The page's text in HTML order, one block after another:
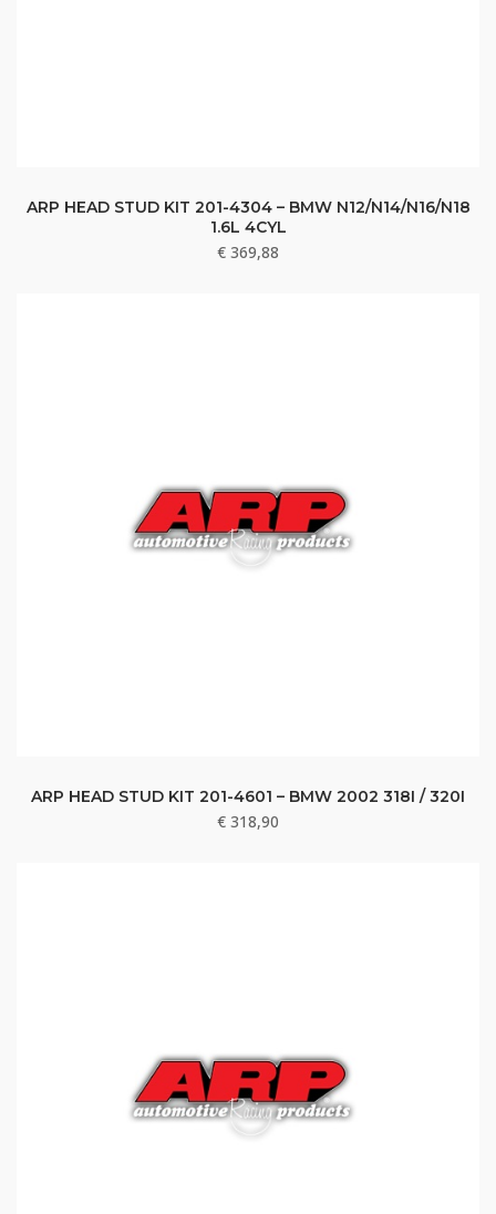
ARP HEAD STUD KIT 201-4304 – BMW N12/N14/N16/N18
1.6L 4CYL
€ 369,88
ARP HEAD STUD KIT 201-4601 – BMW 2002 318I / 320I
€ 318,90